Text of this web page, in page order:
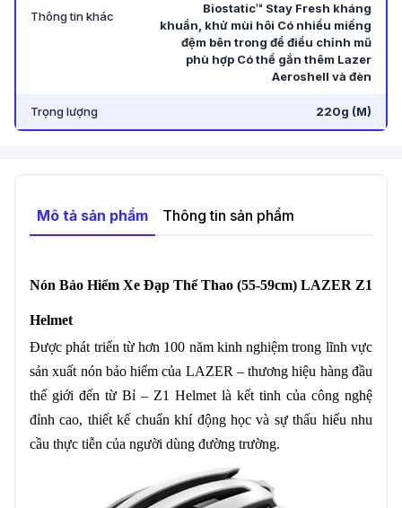
Thông tin khác
Biostatic™ Stay Fresh kháng
khuẩn, khử mùi hôi Có nhiều miếng
đệm bên trong để điều chỉnh mũ
phù hợp Có thể gắn thêm Lazer
Aeroshell và đèn
Trọng lượng 220g (M)
Mô tả sản phẩm Thông tin sản phẩm
Nón Bảo Hiểm Xe Đạp Thể Thao (55-59cm) LAZER Z1
Helmet
Được phát triển từ hơn 100 năm kinh nghiệm trong lĩnh vực
sản xuất nón bảo hiểm của LAZER – thương hiệu hàng đầu
thế giới đến từ Bỉ – Z1 Helmet là kết tinh của công nghệ
đỉnh cao, thiết kế chuẩn khí động học và sự thấu hiểu nhu
cầu thực tiễn của người dùng đường trường.